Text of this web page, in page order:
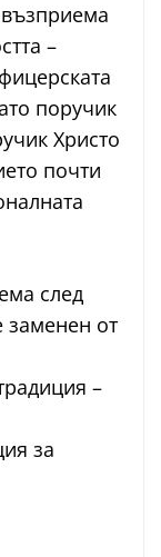
–
поручик
Христо
почти
след
заменен от
–
за